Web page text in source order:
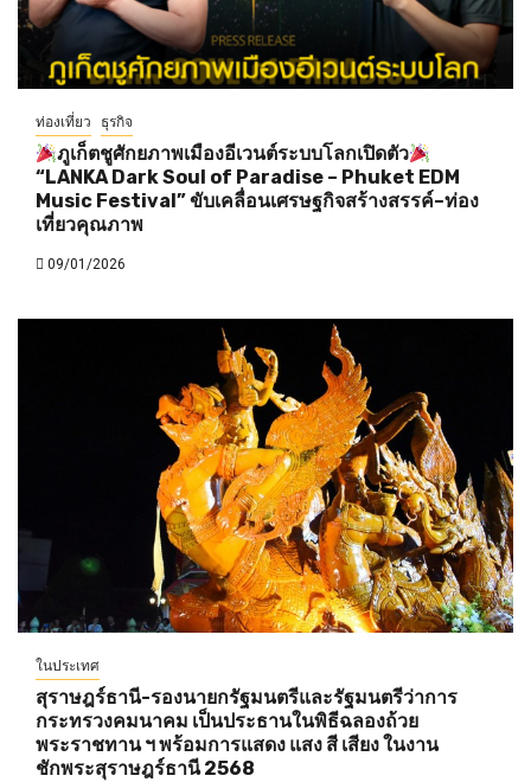
ท่องเที่ยว ธุรกิจ
ภูเก็ตชูศักยภาพเมืองอีเวนต์ระบบโลกเปิดตัว
“LANKA Dark Soul of Paradise – Phuket EDM
Music Festival” ขับเคลื่อนเศรษฐกิจสร้างสรรค์–ท่อง
เที่ยวคุณภาพ
09/01/2026
ในประเทศ
สุราษฎร์ธานี-รองนายกรัฐมนตรีและรัฐมนตรีว่าการ
กระทรวงคมนาคม เป็นประธานในพิธีฉลองถ้วย
พระราชทาน ฯ พร้อมการแสดง แสง สี เสียง ในงาน
ชักพระสุราษฎร์ธานี 2568